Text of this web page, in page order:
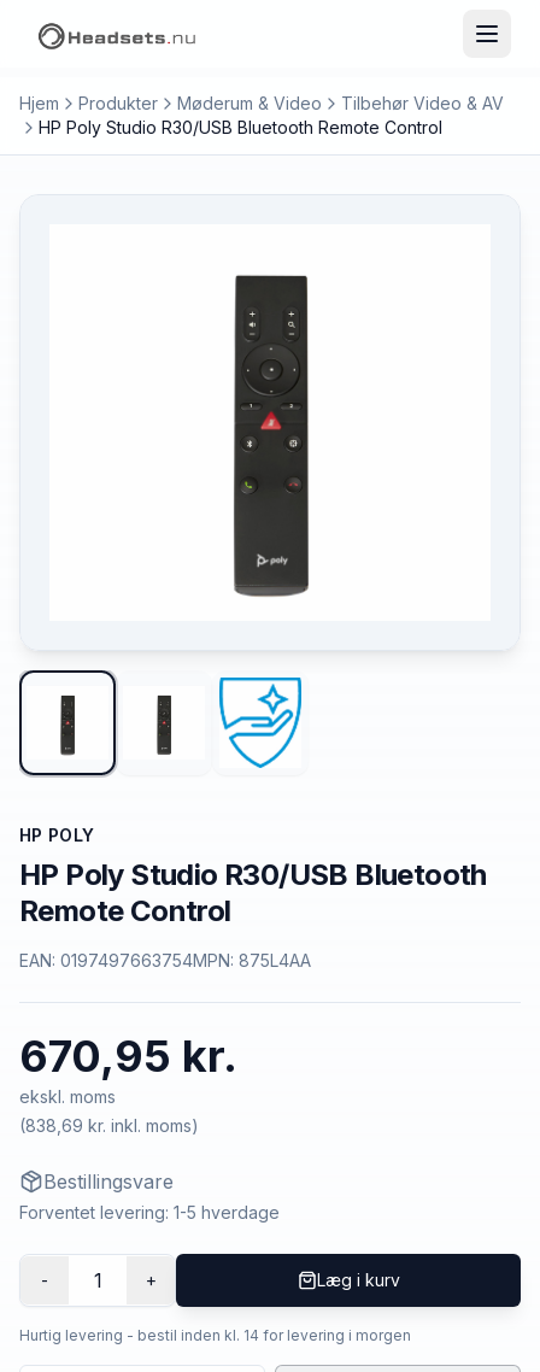
Hjem Produkter Møderum & Video
Tilbehør Video & AV
HP Poly Studio R30/USB Bluetooth Remote Control
HP POLY
HP Poly Studio R30/USB Bluetooth
Remote Control
EAN: 0197497663754MPN: 875L4AA
670,95 kr.
ekskl. moms
(838,69 kr. inkl. moms)
Bestillingsvare
Forventet levering: 1-5 hverdage
- 1 + Læg i kurv
Hurtig levering - bestil inden kl. 14 for levering i morgen